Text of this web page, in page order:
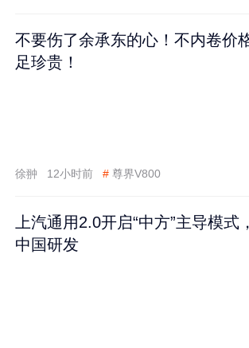
不要伤了余承东的心！不内卷价
足珍贵！
徐翀 12小时前 # 尊界V800
上汽通用2.0开启“中方”主导模式
中国研发